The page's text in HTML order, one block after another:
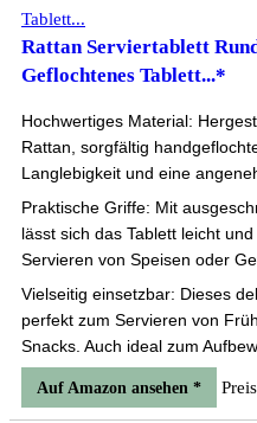
Rattan Serviertablett
Geflochtenes Tablett...*
Hochwertiges Material:
Rattan, sorgfältig
Langlebigkeit und eine
Praktische Griffe: Mit
lässt sich das Tablett leicht
Servieren von Speisen oder
Vielseitig einsetzbar: Dieses
perfekt zum Servieren von
Snacks. Auch ideal zum
Auf Amazon ansehen *